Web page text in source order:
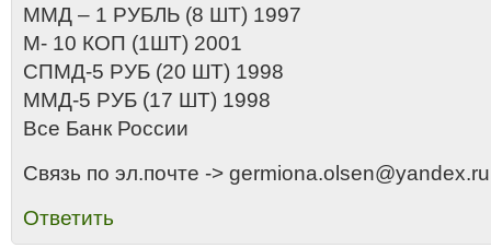
ММД – 1 РУБЛЬ (8 ШТ) 1997
М- 10 КОП (1ШТ) 2001
СПМД-5 РУБ (20 ШТ) 1998
ММД-5 РУБ (17 ШТ) 1998
Все Банк России
Связь по эл.почте -> germiona.olsen@yandex.ru
Ответить